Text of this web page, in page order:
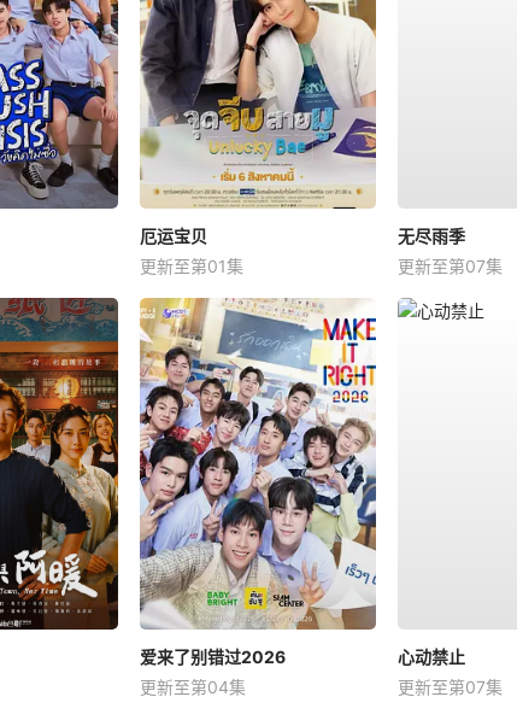
厄运宝贝
更新至第01集
无尽雨季
更新至第07集
爱来了别错过2026
更新至第04集
心动禁止
更新至第07集